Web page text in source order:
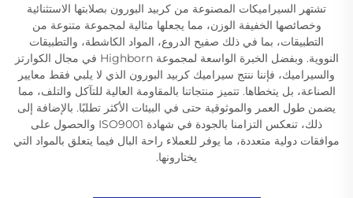
تشتهر السيراميكات المصنوعة من كربيد البورون بصلابتها الاستثنائية
وخصائصها الخفيفة الوزن، مما يجعلها مثالية لمجموعة متنوعة من
التطبيقات، بما في ذلك صفيح الدروع، المواد الكاشطة، والتطبيقات
النووية. وبفضل الخبرة الواسعة لمجموعة Highborn في مجال الكوارتز
والسيراميك، فإننا ننتج سيراميك كربيد البورون الذي لا يلبي فقط معايير
الصناعة، بل يتخطاها. تتميز منتجاتنا بالمقاومة العالية للتآكل والتلف، مما
يضمن طول العمر والموثوقية حتى في البيئات الأكثر تطلبًا. بالإضافة إلى
ذلك، تنعكس التزامنا بالجودة في شهادة ISO9001 والحصول على
موافقات دولية متعددة، ما يوفر للعملاء راحة البال فيما يتعلق بالمواد التي
يختارونها.